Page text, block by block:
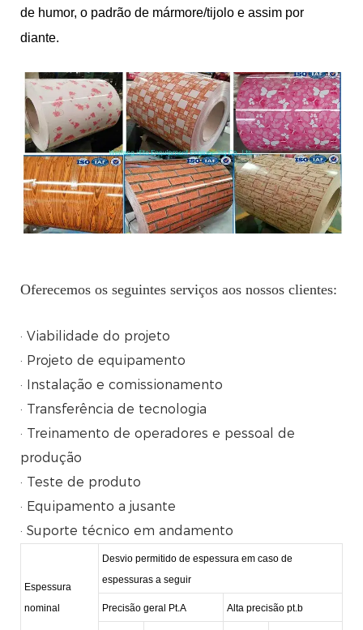
de humor, o padrão de mármore/tijolo e assim por
diante.
Oferecemos os seguintes serviços aos nossos clientes:
· Viabilidade do projeto
· Projeto de equipamento
· Instalação e comissionamento
· Transferência de tecnologia
· Treinamento de operadores e pessoal de
produção
· Teste de produto
· Equipamento a jusante
· Suporte técnico em andamento
Espessura
nominal
Desvio permitido de espessura em caso de
espessuras a seguir
Precisão geral Pt.A Alta precisão pt.b